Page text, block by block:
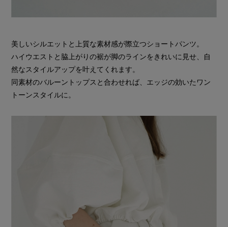
美しいシルエットと上質な素材感が際立つショートパンツ。
ハイウエストと脇上がりの裾が脚のラインをきれいに見せ、自
然なスタイルアップを叶えてくれます。
同素材のバルーントップスと合わせれば、エッジの効いたワン
トーンスタイルに。